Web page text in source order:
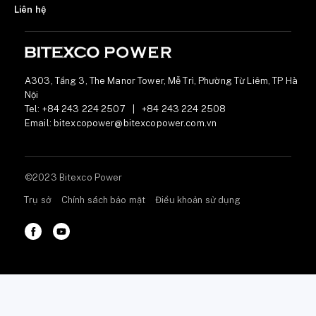
Liên hệ
A303, Tầng 3, The Manor Tower, Mễ Trì, Phường Từ Liêm, TP Hà
Nội
Tel: +84 243 224 2507
+84 243 224 2508
Email: bitexcopower@bitexcopower.com.vn
©2023 Bitexco Power
Trụ sở Chính sách bảo mật Điều khoản sử dụng